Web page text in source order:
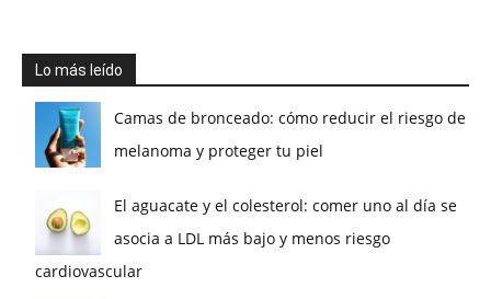
Lo más leído
Camas de bronceado: cómo reducir el riesgo de
melanoma y proteger tu piel
El aguacate y el colesterol: comer uno al día se
asocia a LDL más bajo y menos riesgo
cardiovascular